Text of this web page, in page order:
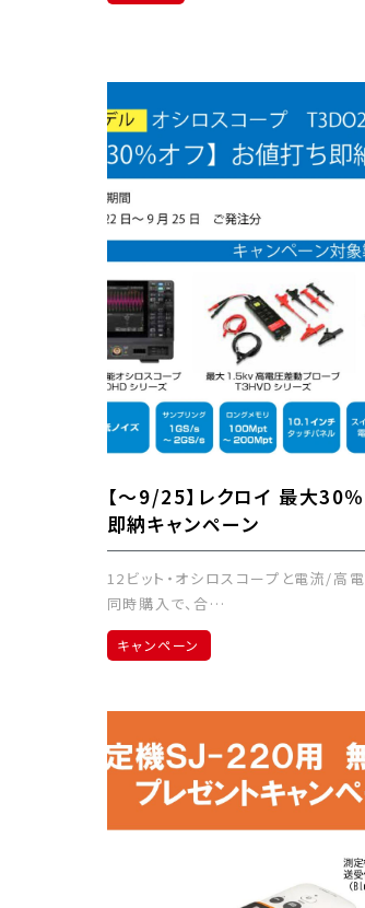
【～9/25】レクロイ 最大30
即納キャンペーン
12ビット・オシロスコープと電流/高
同時購入で、合…
キャンペーン